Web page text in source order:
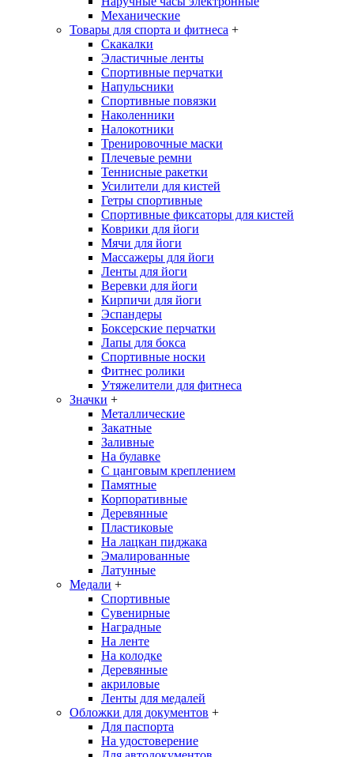
Механические
Товары для спорта и фитнеса +
Скакалки
Эластичные ленты
Спортивные перчатки
Напульсники
Спортивные повязки
Наколенники
Налокотники
Тренировочные маски
Плечевые ремни
Теннисные ракетки
Усилители для кистей
Гетры спортивные
Спортивные фиксаторы для кистей
Коврики для йоги
Мячи для йоги
Массажеры для йоги
Ленты для йоги
Веревки для йоги
Кирпичи для йоги
Эспандеры
Боксерские перчатки
Лапы для бокса
Спортивные носки
Фитнес ролики
Утяжелители для фитнеса
Значки +
Металлические
Закатные
Заливные
На булавке
С цанговым креплением
Памятные
Корпоративные
Деревянные
Пластиковые
На лацкан пиджака
Эмалированные
Латунные
Медали +
Спортивные
Сувенирные
Наградные
На ленте
На колодке
Деревянные
акриловые
Ленты для медалей
Обложки для документов +
Для паспорта
На удостоверение